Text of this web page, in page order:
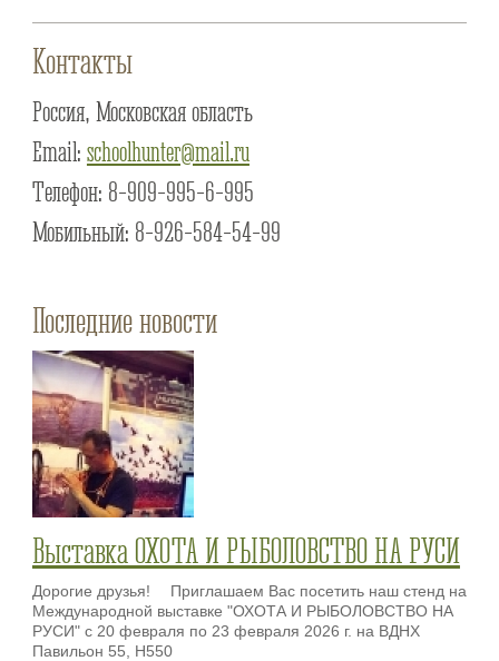
Контакты
Россия, Московская область
Email: schoolhunter@mail.ru
Телефон: 8-909-995-6-995
Мобильный: 8-926-584-54-99
Последние новости
Выставка ОХОТА И РЫБОЛОВСТВО НА РУСИ
Дорогие друзья! ⠀ Приглашаем Вас посетить наш стенд на
Международной выставке "ОХОТА И РЫБОЛОВСТВО НА
РУСИ" с 20 февраля по 23 февраля 2026 г. на ВДНХ
Павильон 55, H550